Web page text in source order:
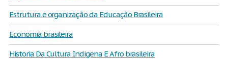
Estrutura e organização da Educação Brasileira
Economia brasileira
Historia Da Cultura Indigena E Afro brasileira